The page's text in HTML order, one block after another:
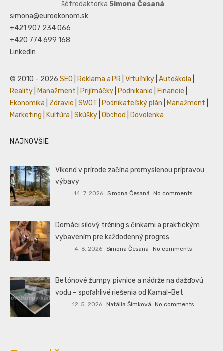
šéfredaktorka Simona Česaná
simona@euroekonom.sk
+421 907 234 066
+420 774 699 168
LinkedIn
© 2010 - 2026 SEO Reklama a PR Vrtuľníky Autoškola
Reality
Manažment Prijímáčky Podnikanie Financie
Ekonomika
Zdravie SWOT Podnikateľský plán Manažment
Marketing
Kultúra Skúšky Obchod Dovolenka
NAJNOVŠIE
Víkend v prírode začína premyslenou prípravou
výbavy
14. 7. 2026 Simona Česaná No comments
Domáci silový tréning s činkami a praktickým
vybavením pre každodenný progres
4. 6. 2026 Simona Česaná No comments
Betónové žumpy, pivnice a nádrže na dažďovú
vodu – spoľahlivé riešenia od Kamal-Bet
12. 5. 2026 Natália Šimková No comments